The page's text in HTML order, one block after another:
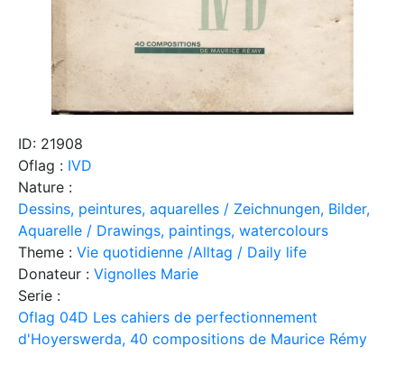
ID: 21908
Oflag : IVD
Nature :
Dessins, peintures, aquarelles / Zeichnungen, Bilder,
Aquarelle / Drawings, paintings, watercolours
Theme : Vie quotidienne /Alltag / Daily life
Donateur : Vignolles Marie
Serie :
Oflag 04D Les cahiers de perfectionnement
d'Hoyerswerda, 40 compositions de Maurice Rémy